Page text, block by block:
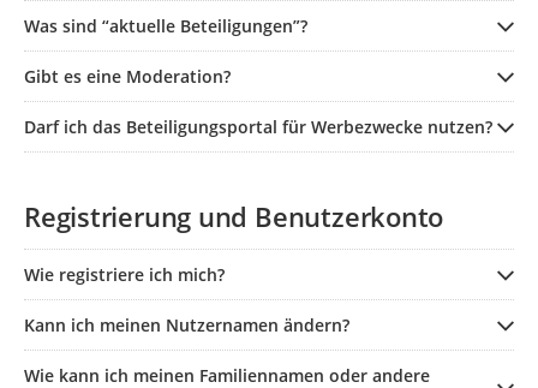
Was sind “aktuelle Beteiligungen”?
Gibt es eine Moderation?
Darf ich das Beteiligungsportal für Werbezwecke nutzen?
Registrierung und Benutzerkonto
Wie registriere ich mich?
Kann ich meinen Nutzernamen ändern?
Wie kann ich meinen Familiennamen oder andere